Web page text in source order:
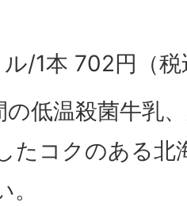
/1本 702円（税
低温殺菌牛乳
たコクのある北